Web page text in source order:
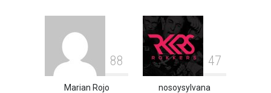
88
Marian Rojo
47
nosoysylvana